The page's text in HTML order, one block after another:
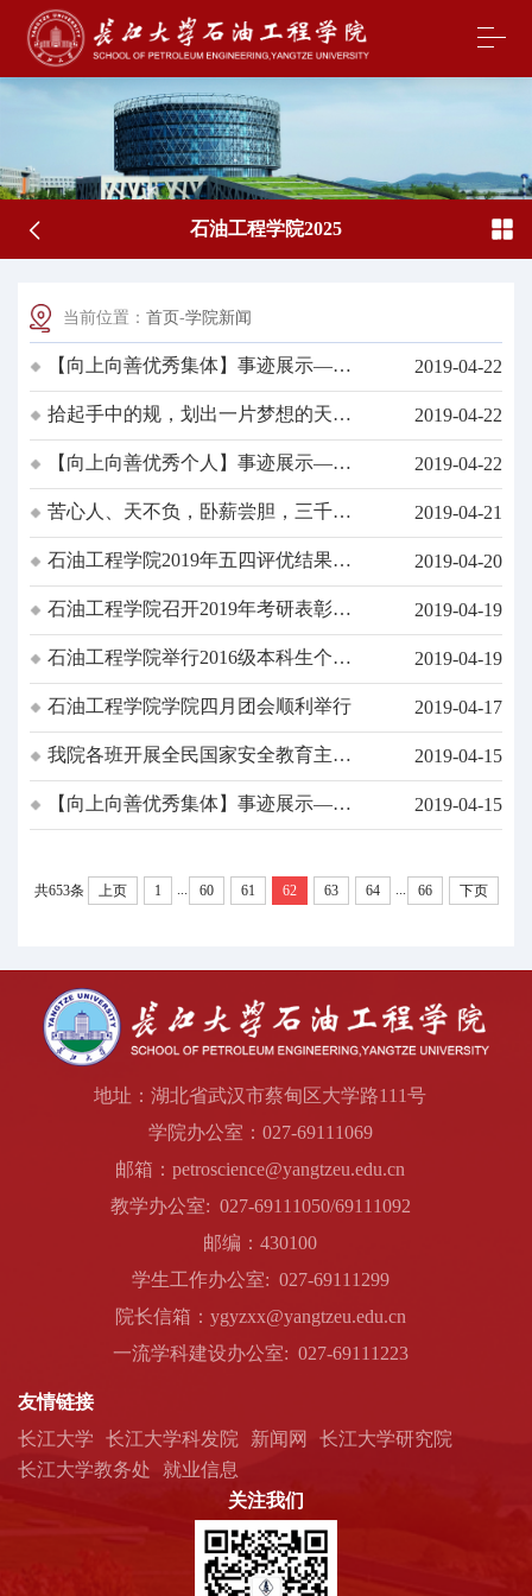
石油工程学院2025
当前位置： 首页-学院新闻
【向上向善优秀集体】事迹展示——
油工21802班
2019-04-22
拾起手中的规，划出一片梦想的天空
——优秀考研寝室华林2-220专访
2019-04-22
【向上向善优秀个人】事迹展示——
翁雪晶
2019-04-22
苦心人、天不负，卧薪尝胆，三千越
甲可吞吴---长江大学石油工程学院考
研传来捷报华林2-220全员考研（保
研）成功！
2019-04-21
石油工程学院2019年五四评优结果公
示
2019-04-20
石油工程学院召开2019年考研表彰暨
学风建设动员大会
2019-04-19
石油工程学院举行2016级本科生个人
导师制师生见面会
2019-04-19
石油工程学院学院四月团会顺利举行 2019-04-17
我院各班开展全民国家安全教育主题
班会
2019-04-15
【向上向善优秀集体】事迹展示――
海油21802班
2019-04-15
共653条 上页 1 ... 60 61 62 63 64 ... 66 下页
地址：湖北省武汉市蔡甸区大学路111号
学院办公室：027-69111069
邮箱：petroscience@yangtzeu.edu.cn
教学办公室: 027-69111050/69111092
邮编：430100
学生工作办公室: 027-69111299
院长信箱：ygyzxx@yangtzeu.edu.cn
一流学科建设办公室: 027-69111223
友情链接
长江大学
长江大学科发院 新闻网
长江大学研究院
长江大学教务处
就业信息
关注我们